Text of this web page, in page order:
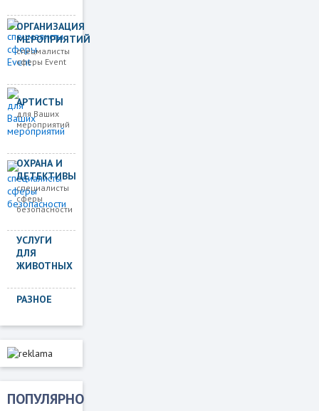
ОРГАНИЗАЦИЯ
МЕРОПРИЯТИЙ
спецмалисты
сферы Event
АРТИСТЫ
для Ваших
мероприятий
ОХРАНА И
ДЕТЕКТИВЫ
специалисты
сферы
безопасности
УСЛУГИ
ДЛЯ
ЖИВОТНЫХ
РАЗНОЕ
ПОПУЛЯРНО